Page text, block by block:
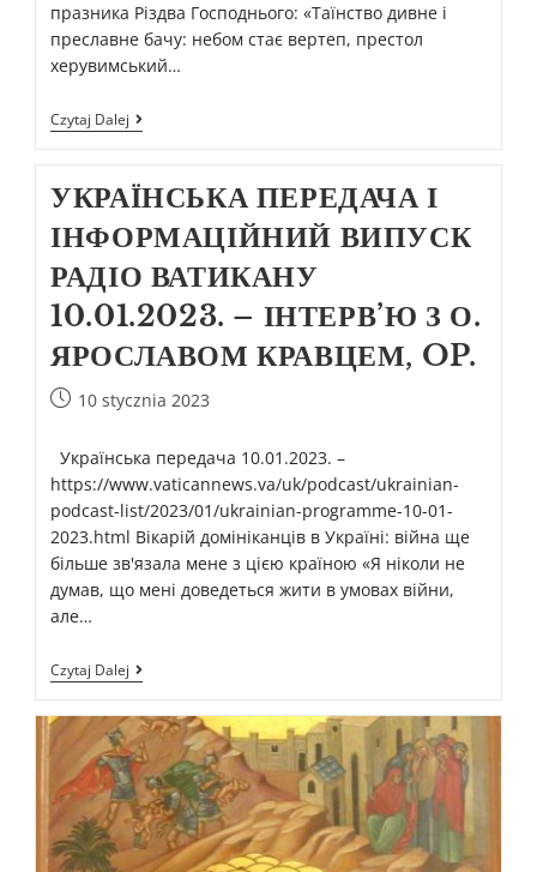
празника Різдва Господнього: «Таїнство дивне і
преславне бачу: небом стає вертеп, престол
херувимський…
Czytaj Dalej
УКРАЇНСЬКА ПЕРЕДАЧА І
ІНФОРМАЦІЙНИЙ ВИПУСК
РАДІО ВАТИКАНУ
10.01.2023. – ІНТЕРВ’Ю З О.
ЯРОСЛАВОМ КРАВЦЕМ, OP.
10 stycznia 2023
Українська передача 10.01.2023. –
https://www.vaticannews.va/uk/podcast/ukrainian-
podcast-list/2023/01/ukrainian-programme-10-01-
2023.html Вікарій домініканців в Україні: війна ще
більше зв'язала мене з цією країною «Я ніколи не
думав, що мені доведеться жити в умовах війни,
але…
Czytaj Dalej